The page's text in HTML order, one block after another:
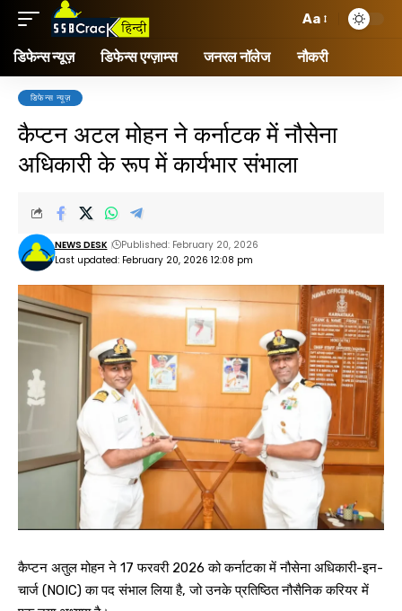
Aa
डिफेन्स न्यूज़ डिफेन्स एग्ज़ाम्स जनरल नॉलेज नौकरी
डिफेन्स न्यूज़
कैप्टन अटल मोहन ने कर्नाटक में नौसेना
अधिकारी के रूप में कार्यभार संभाला
Last updated: February 20, 2026 12:08 pm
NEWS DESK Published: February 20, 2026
कैप्टन अतुल मोहन ने 17 फरवरी 2026 को कर्नाटका में नौसेना अधिकारी-इन-
चार्ज (NOIC) का पद संभाल लिया है, जो उनके प्रतिष्ठित नौसैनिक करियर में